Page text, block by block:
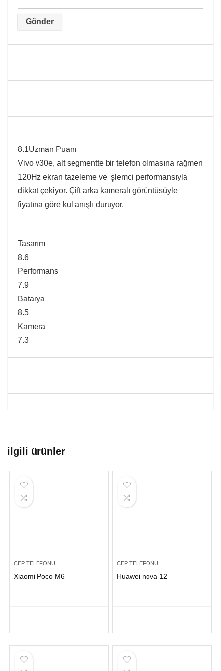
8.1Uzman Puanı
Vivo v30e, alt segmentte bir telefon olmasına rağmen
120Hz ekran tazeleme ve işlemci performansıyla
dikkat çekiyor. Çift arka kameralı görüntüsüyle
fiyatına göre kullanışlı duruyor.
Tasarım
8.6
Performans
7.9
Batarya
8.5
Kamera
7.3
ilgili ürünler
CEP TELEFONU
Xiaomi Poco M6
CEP TELEFONU
Huawei nova 12